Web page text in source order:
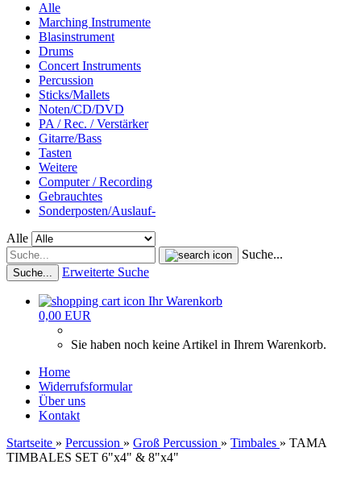
Alle
Marching Instrumente
Blasinstrument
Drums
Concert Instruments
Percussion
Sticks/Mallets
Noten/CD/DVD
PA / Rec. / Verstärker
Gitarre/Bass
Tasten
Weitere
Computer / Recording
Gebrauchtes
Sonderposten/Auslauf-
Alle
Suche...
Suche... Erweiterte Suche
Ihr Warenkorb
0,00 EUR
Sie haben noch keine Artikel in Ihrem Warenkorb.
Home
Widerrufsformular
Über uns
Kontakt
Startseite » Percussion » Groß Percussion » Timbales » TAMA
TIMBALES SET 6"x4" & 8"x4"